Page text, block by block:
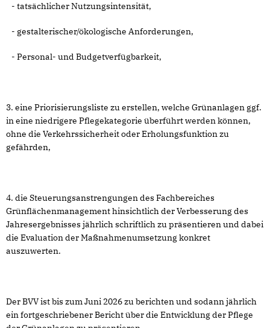
- tatsächlicher Nutzungsintensität,
- gestalterischer/ökologische Anforderungen,
- Personal- und Budgetverfügbarkeit,
3. eine Priorisierungsliste zu erstellen, welche Grünanlagen ggf.
in eine niedrigere Pflegekategorie überführt werden können,
ohne die Verkehrssicherheit oder Erholungsfunktion zu
gefährden,
4. die Steuerungsanstrengungen des Fachbereiches
Grünflächenmanagement hinsichtlich der Verbesserung des
Jahresergebnisses jährlich schriftlich zu präsentieren und dabei
die Evaluation der Maßnahmenumsetzung konkret
auszuwerten.
Der BVV ist bis zum Juni 2026 zu berichten und sodann jährlich
ein fortgeschriebener Bericht über die Entwicklung der Pflege